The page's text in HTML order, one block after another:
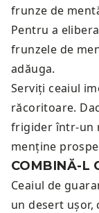
frunze de
Pentru a
frunzele de
adăuga.
Serviți ceaiul
răcoritoare.
frigider într-un
menține
COMBINĂ-L
Ceaiul de
un desert ușor,